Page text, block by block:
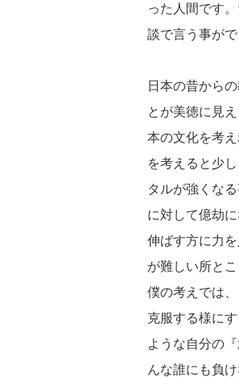
った人間です
談で言う事がで
日本の昔から
とが美徳に見
本の文化を考
を考えると少
タルが強くな
に対して億劫
伸ばす方に力
が難しい所と
僕の考えでは
克服する様に
ような自分の
んな誰にも負